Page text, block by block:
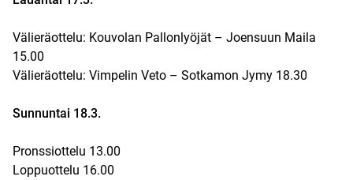
Välieräottelu: Kouvolan Pallonlyöjät – Joensuun Maila
15.00
Välieräottelu: Vimpelin Veto – Sotkamon Jymy 18.30
Sunnuntai 18.3.
Pronssiottelu 13.00
Loppuottelu 16.00